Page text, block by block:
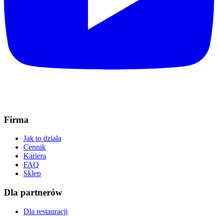
Firma
Jak to działa
Cennik
Kariera
FAQ
Sklep
Dla partnerów
Dla restauracji